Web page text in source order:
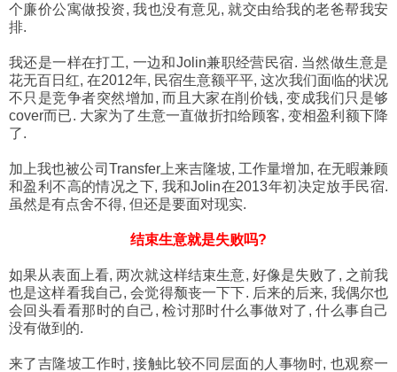
个廉价公寓做投资, 我也没有意见, 就交由给我的老爸帮我安
排.
我还是一样在打工, 一边和Jolin兼职经营民宿. 当然做生意是
花无百日红, 在2012年, 民宿生意额平平, 这次我们面临的状况
不只是竞争者突然增加, 而且大家在削价钱, 变成我们只是够
cover而已. 大家为了生意一直做折扣给顾客, 变相盈利额下降
了.
加上我也被公司Transfer上来吉隆坡, 工作量增加, 在无暇兼顾
和盈利不高的情况之下, 我和Jolin在2013年初决定放手民宿.
虽然是有点舍不得, 但还是要面对现实.
结束生意就是失败吗?
如果从表面上看, 两次就这样结束生意, 好像是失败了, 之前我
也是这样看我自己, 会觉得颓丧一下下. 后来的后来, 我偶尔也
会回头看看那时的自己, 检讨那时什么事做对了, 什么事自己
没有做到的.
来了吉隆坡工作时, 接触比较不同层面的人事物时, 也观察一